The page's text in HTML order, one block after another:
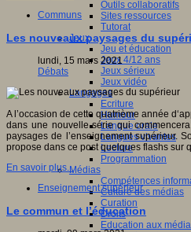
Outils collaboratifs
Sites ressources
Tutorat
Jeux
Jeu et éducation
Jeux 4/12 ans
Jeux sérieux
Jeux vidéo
Langages
Ecriture
Humour
Langue orale
Langues vivantes
Lecture
Programmation
Médias
Compétences
Culture des médias
Curation
Droits
Education aux
Communs
Les nouveaux paysages du
lundi, 15 mars 2021
Débats
A l’occasion de cette quatrième année
dans une nouvelle série qui
paysages de l’enseignement supérieur.
propose dans ce post quelques flashs sur
En savoir plus...
Enseignement supérieur
Le commun et l’éducation